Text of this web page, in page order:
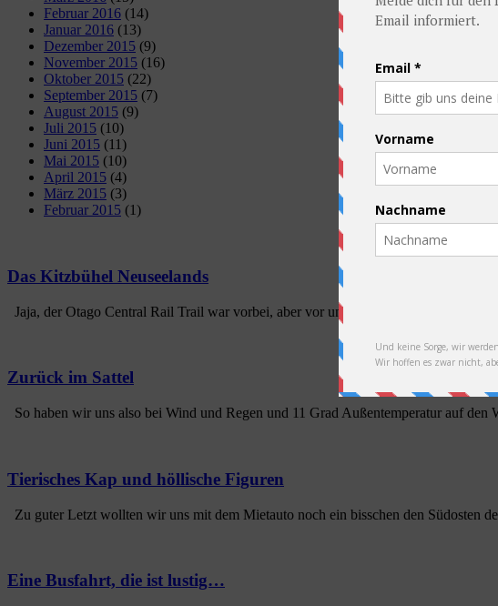
Februar 2016 (14)
Januar 2016 (13)
Dezember 2015 (9)
November 2015 (16)
Oktober 2015 (22)
September 2015 (7)
August 2015 (9)
Juli 2015 (10)
Juni 2015 (11)
Mai 2015 (10)
April 2015 (4)
März 2015 (3)
Februar 2015 (1)
Das Kitzbühel Neuseelands
Jaja, der Otago Central Rail Trail war vorbei, aber vor uns lagen noch ein paar
Zurück im Sattel
So haben wir uns also bei Wind und Regen und 11 Grad Außentemperatur auf
Tierisches Kap und höllische Figuren
Zu guter Letzt wollten wir uns mit dem Mietauto noch ein bisschen den Südosten
Eine Busfahrt, die ist lustig…